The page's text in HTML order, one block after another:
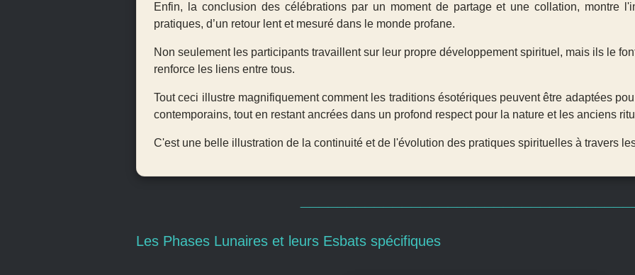
Enfin, la conclusion des célébrations par un moment de partage et une collation, montre
pratiques, d’un retour lent et mesuré dans le monde profane.
Non seulement les participants travaillent sur leur propre développement spirituel, mais ils le
renforce les liens entre tous.
Tout ceci illustre magnifiquement comment les traditions ésotériques peuvent être adaptées
contemporains, tout en restant ancrées dans un profond respect pour la nature et les anciens
C'est une belle illustration de la continuité et de l'évolution des pratiques spirituelles à travers
Les Phases Lunaires et leurs Esbats spécifiques